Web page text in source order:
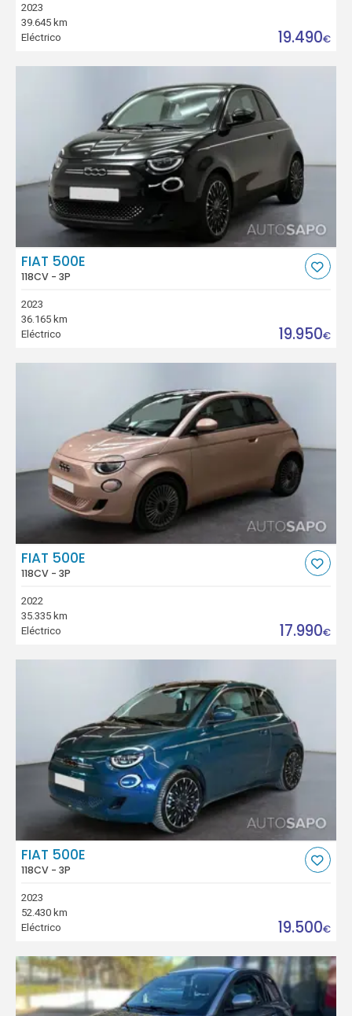
2023
39.645 km
Eléctrico
19.490€
FIAT 500E
118CV - 3P
2023
36.165 km
Eléctrico
19.950€
FIAT 500E
118CV - 3P
2022
35.335 km
Eléctrico
17.990€
FIAT 500E
118CV - 3P
2023
52.430 km
Eléctrico
19.500€